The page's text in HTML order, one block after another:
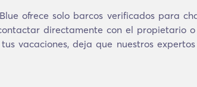
ofrece solo barcos verificados para
directamente con el propietario
vacaciones, deja que nuestros